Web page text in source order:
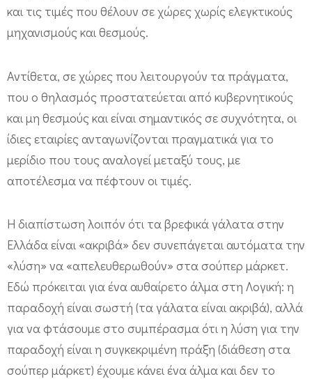
και τις τιμές που θέλουν σε χώρες χωρίς ελεγκτικούς
μηχανισμούς και θεσμούς.
Αντίθετα, σε χώρες που λειτουργούν τα πράγματα,
που ο θηλασμός προστατεύεται από κυβερνητικούς
και μη θεσμούς και είναι σημαντικός σε συχνότητα, οι
ίδιες εταιρίες ανταγωνίζονται πραγματικά για το
μερίδιο που τους αναλογεί μεταξύ τους, με
αποτέλεσμα να πέφτουν οι τιμές.
Η διαπίστωση λοιπόν ότι τα βρεφικά γάλατα στην
Ελλάδα είναι «ακριβά» δεν συνεπάγεται αυτόματα την
«λύση» να «απελευθερωθούν» στα σούπερ μάρκετ.
Εδώ πρόκειται για ένα αυθαίρετο άλμα στη Λογική: η
παραδοχή είναι σωστή (τα γάλατα είναι ακριβά), αλλά
για να φτάσουμε στο συμπέρασμα ότι η λύση για την
παραδοχή είναι η συγκεκριμένη πράξη (διάθεση στα
σούπερ μάρκετ) έχουμε κάνει ένα άλμα και δεν το